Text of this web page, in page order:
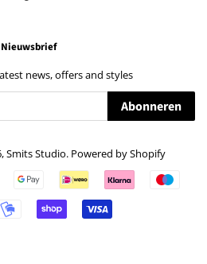
Nieuwsbrief
news, offers and styles
Abonneren
Smits Studio. Powered by Shopify
Betalingspictogrammen